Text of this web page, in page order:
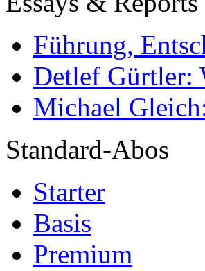
Führung,
Detlef Gürtler:
Michael
Standard-Abos
Starter
Basis
Premium